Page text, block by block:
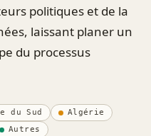
politiques et de la
laissant planer un
du processus
du Sud
Algérie
Autres